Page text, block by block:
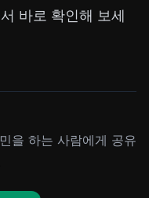
바로 확인해 보세
을 하는 사람에게 공유